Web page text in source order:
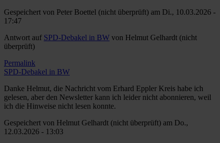
Gespeichert von Peter Boettel (nicht überprüft) am Di., 10.03.2026 -
17:47
Antwort auf SPD-Debakel in BW von Helmut Gelhardt (nicht
überprüft)
Permalink
SPD-Debakel in BW
Danke Helmut, die Nachricht vom Erhard Eppler Kreis habe ich
gelesen, aber den Newsletter kann ich leider nicht abonnieren, weil
ich die Hinweise nicht lesen konnte.
Gespeichert von Helmut Gelhardt (nicht überprüft) am Do.,
12.03.2026 - 13:03